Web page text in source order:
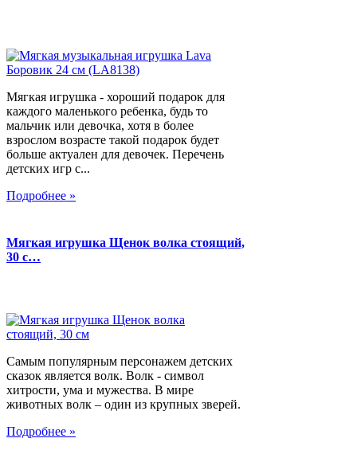
Мягкая игрушка - хороший подарок для
каждого маленького ребенка, будь то
мальчик или девочка, хотя в более
взрослом возрасте такой подарок будет
больше актуален для девочек. Перечень
детских игр с...
Подробнее »
Мягкая игрушка Щенок волка стоящий,
30 с…
Самым популярным персонажем детских
сказок является волк. Волк - символ
хитрости, ума и мужества. В мире
животных волк – один из крупных зверей.
Подробнее »